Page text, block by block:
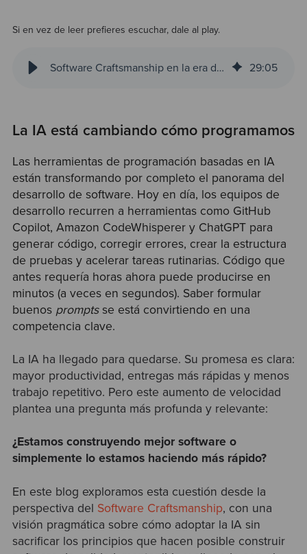
Si en vez de leer prefieres escuchar, dale al play.
Software Craftsmanship en la era de la IA 29:05
La IA está cambiando cómo programamos
Las herramientas de programación basadas en IA
están transformando por completo el panorama del
desarrollo de software. Hoy en día, los equipos de
desarrollo recurren a herramientas como GitHub
Copilot, Amazon CodeWhisperer y ChatGPT para
generar código, corregir errores, crear la estructura
de pruebas y acelerar tareas rutinarias. Código que
antes requería horas ahora puede producirse en
minutos (a veces en segundos). Saber formular
buenos prompts se está convirtiendo en una
competencia clave.
La IA ha llegado para quedarse. Su promesa es clara:
mayor productividad, entregas más rápidas y menos
trabajo repetitivo. Pero este aumento de velocidad
plantea una pregunta más profunda y relevante:
¿Estamos construyendo mejor software o
simplemente lo estamos haciendo más rápido?
En este blog exploramos esta cuestión desde la
perspectiva del Software Craftsmanship, con una
visión pragmática sobre cómo adoptar la IA sin
sacrificar los principios que hacen posible construir